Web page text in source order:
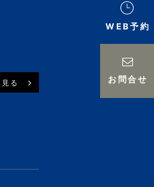
WEB予約
お問合せ
る